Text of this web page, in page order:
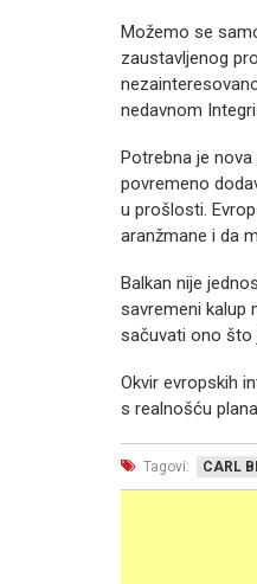
Možemo se
zaustavljenog
nedavnom
Potrebna je
povremeno
u prošlosti.
aranžmane i da
Balkan nije
savremeni kalup
sačuvati ono što
Okvir evropskih
s realnošću
Tagovi: CARL